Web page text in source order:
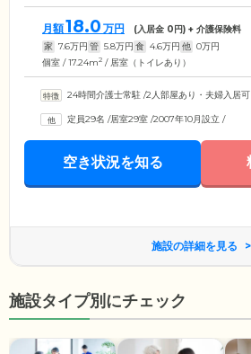
月額18.0 万円 (入居金 0円) + 介護保険料
家 7.6万円 管 5.8万円 食 4.6万円 他 0万円
個室 / 17.24m2 / 居室（トイレあり）
24時間介護士常駐 /2人部屋あり・夫婦入居可
定員29名 /居室29室 /2007年10月設立 /
空き状況を知る
施設の詳細を見る
施設タイプ別にチェック